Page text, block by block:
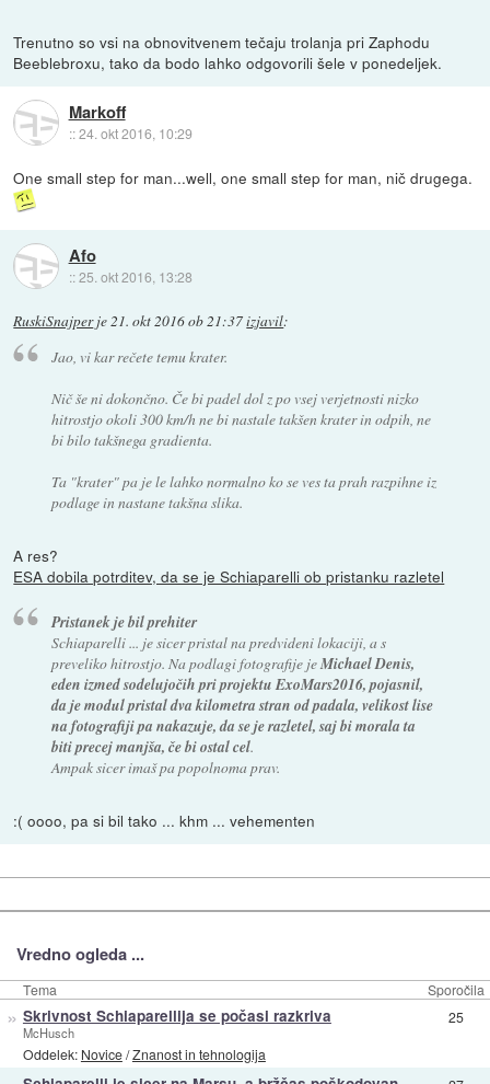
Trenutno so vsi na obnovitvenem tečaju trolanja pri Zaphodu
Beeblebroxu, tako da bodo lahko odgovorili šele v ponedeljek.
Markoff
::24. okt 2016, 10:29
One small step for man...well, one small step for man, nič drugega.
Afo
::25. okt 2016, 13:28
RuskiSnajperje21. okt 2016 ob 21:37izjavil:
Jao, vi kar rečete temu krater.
Nič še ni dokončno. Če bi padel dol z po vsej verjetnosti nizko
hitrostjo okoli 300 km/h ne bi nastale takšen krater in odpih, ne
bi bilo takšnega gradienta.
Ta "krater" pa je le lahko normalno ko se ves ta prah razpihne iz
podlage in nastane takšna slika.
A res?
ESA dobila potrditev, da se je Schiaparelli ob pristanku razletel
Pristanek je bil prehiter
Schiaparelli ... je sicer pristal na predvideni lokaciji, a s
preveliko hitrostjo. Na podlagi fotografije jeMichael Denis,
eden izmed sodelujočih pri projektu ExoMars2016, pojasnil,
da je modul pristal dva kilometra stran od padala, velikost lise
na fotografiji pa nakazuje, da se je razletel, saj bi morala ta
biti precej manjša, če bi ostal cel.
Ampak sicer imaš pa popolnoma prav.
:( oooo, pa si bil tako ... khm ... vehementen
Vredno ogleda ...
Tema Sporočila
» Skrivnost Schiaparellija se počasi razkriva
McHusch
Oddelek: Novice/Znanost in tehnologija
25